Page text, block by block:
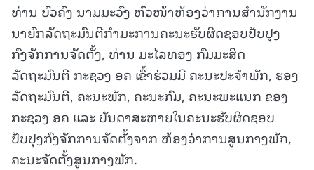
ທ່ານ ບົວຄົງ ນາມມະວົງ ຫົວໜ້າຫ້ອງວ່າການສຳນັກງານ
ນາຍົກລັດຖະມົນຕີກຳມະການຄະນະຮັບຜິດຊອບປັບປຸງ
ກົງຈັກການຈັດຕັ້ງ, ທ່ານ ມະໄລທອງ ກົມມະສິດ
ລັດຖະມົນຕີ ກະຊວງ ອຄ ເຂົ້າຮ່ວມມີ ຄະນະປະຈຳພັກ, ຮອງ
ລັດຖະມົນຕີ, ຄະນະພັກ, ຄະນະກົມ, ຄະນະພະແນກ ຂອງ
ກະຊວງ ອຄ ແລະ ບັນດາສະຫາຍໃນຄະນະຮັບຜິດຊອບ
ປັບປຸງກົງຈັກການຈັດຕັ້ງຈາກ ຫ້ອງວ່າການສູນກາງພັກ,
ຄະນະຈັດຕັ້ງສູນກາງພັກ.